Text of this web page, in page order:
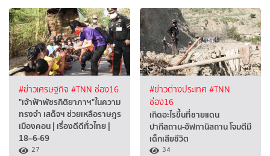
#ข่าวเศรษฐกิจ #TNN ช่อง16
"เจ้าฟ้าพัชรกิติยาภาฯ"ในความ
ทรงจำ เสด็จฯ ช่วยเหลือราษฎร
เมืองคอน | เรื่องดีดีทั่วไทย |
18–6-69
27
#ข่าวต่างประเทศ #TNN
ช่อง16
เกิดอะไรขึ้นที่ชายแดน
ปากีสถาน-อัฟกานิสถาน โจมตีมี
เด็กเสียชีวิต
34